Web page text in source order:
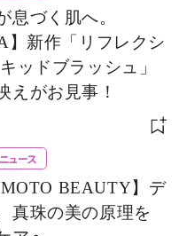
息づく肌へ。
】新作「リフレクシ
ッドブラッシュ」
えがお見事！
ュース
BEAUTY】デ
真珠の美の原理を